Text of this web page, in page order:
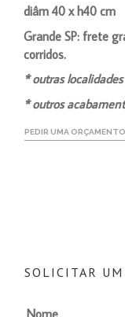
diâm 40 x h40 cm
Grande SP: frete
corridos.
* outras
* outros
PEDIR UMA ORÇAMENTO
SOLICITAR UM